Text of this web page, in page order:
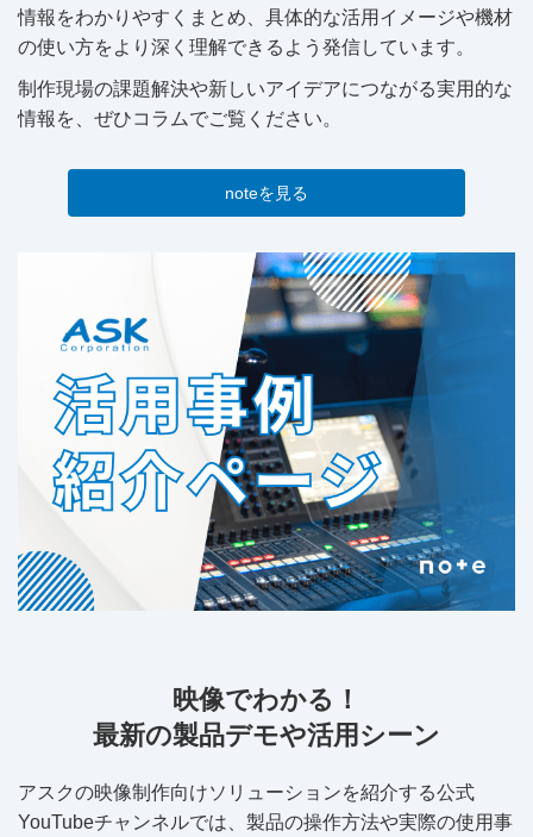
情報をわかりやすくまとめ、具体的な活用イメージや機材
の使い方をより深く理解できるよう発信しています。
制作現場の課題解決や新しいアイデアにつながる実用的な
情報を、ぜひコラムでご覧ください。
noteを見る
映像でわかる！
最新の製品デモや活用シーン
アスクの映像制作向けソリューションを紹介する公式
YouTubeチャンネルでは、製品の操作方法や実際の使用事